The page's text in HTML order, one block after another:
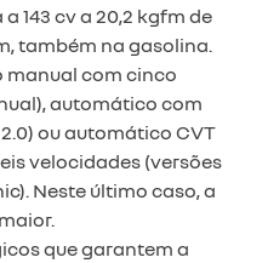
143 cv a 20,2 kgfm de
também na gasolina.
manual com cinco
automático com
ou automático CVT
velocidades (versões
Neste último caso, a
que garantem a